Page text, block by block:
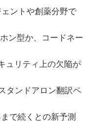
ントや創薬分野で
ン型か、コードネー
ュリティ上の欠陥が
タンドアロン翻訳ペ
で続くとの新予測